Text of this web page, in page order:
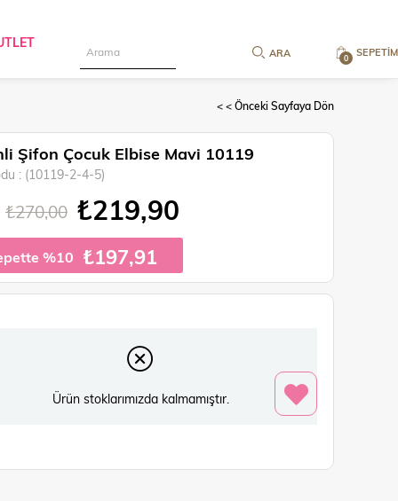
SEPETIM
0
< < Önceki Sayfaya Dön
Şifon Çocuk Elbise Mavi 10119
(10119-2-4-5)
₺270,00 ₺219,90
%10 ₺197,91
Ürün stoklarımızda kalmamıştır.